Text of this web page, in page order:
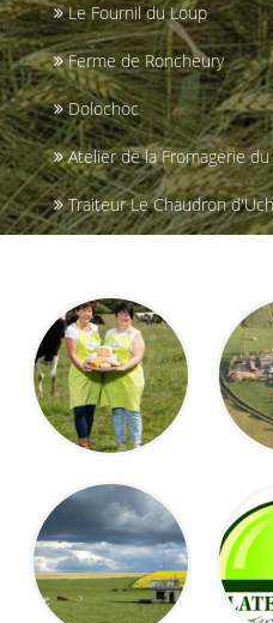
Le Fournil du Loup
Ferme de Roncheury
Dolochoc
Atelier de la Fromagerie du
Traiteur Le Chaudron